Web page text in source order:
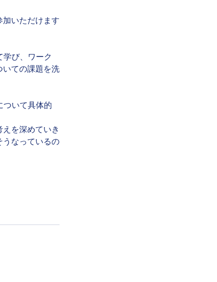
いただけます
学び、ワーク
いての課題を洗
ついて具体的
を深めていき
うなっているの